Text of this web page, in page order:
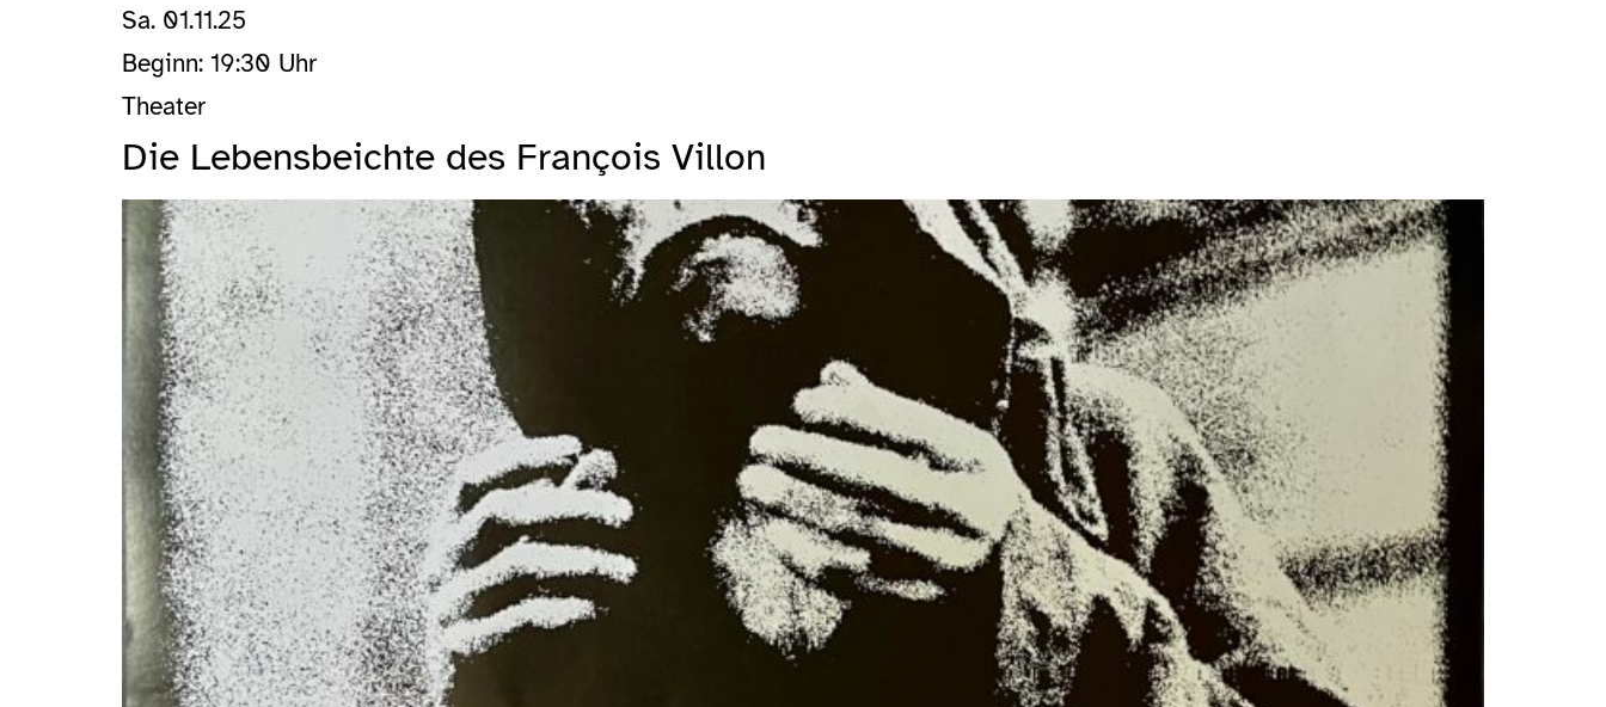
Sa. 01.11.25
Beginn: 19:30 Uhr
Theater
Die Lebensbeichte des François Villon